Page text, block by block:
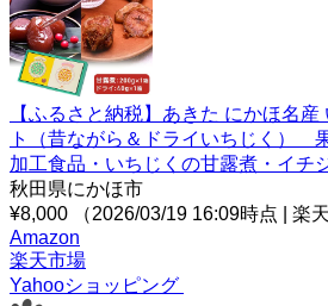
【ふるさと納税】あきた にかほ名
ト（昔ながら＆ドライいちじく）
加工食品・いちじくの甘露煮・イチ
秋田県にかほ市
¥8,000
（2026/03/19 16:09時点 | 楽
Amazon
楽天市場
Yahooショッピング